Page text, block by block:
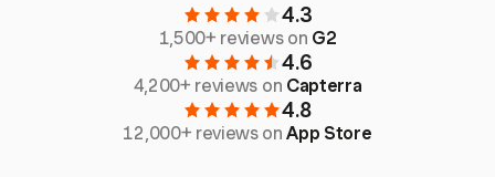
4.3
1,500+ reviews on G2
4.6
4,200+ reviews on Capterra
4.8
12,000+ reviews onApp Store